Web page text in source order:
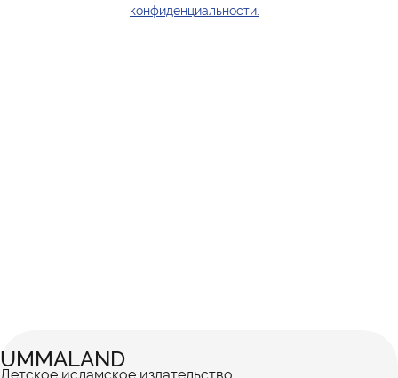
конфиденциальности.
UMMALAND
Детское исламское издательство